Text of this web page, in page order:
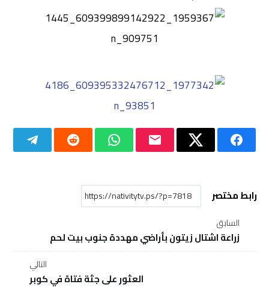
رابط مختصر
السابق
زراعة اشتال زيتون بأراضي مهددة جنوب بيت لحم
التالي
العثور على جثة فتاة في كوبر